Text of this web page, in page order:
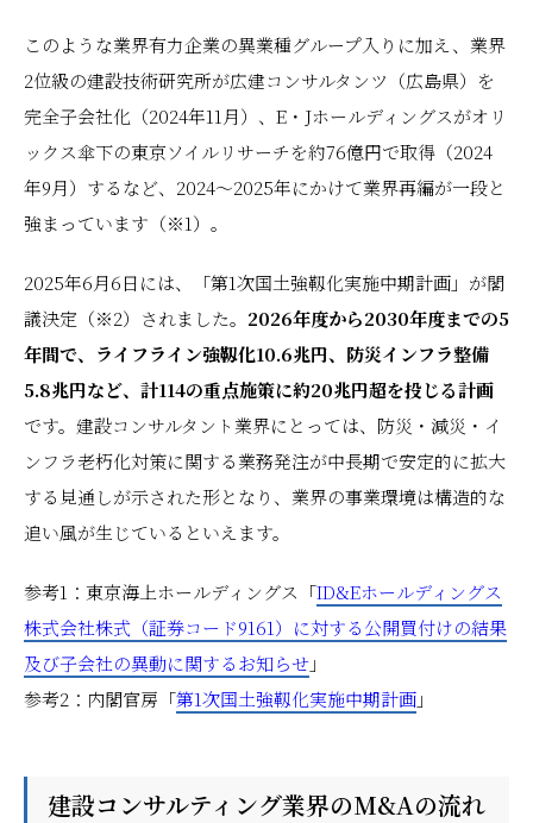
このような業界有力企業の異業種グループ入りに加え、業界
2位級の建設技術研究所が広建コンサルタンツ（広島県）を
完全子会社化（2024年11月）、E・Jホールディングスがオリ
ックス傘下の東京ソイルリサーチを約76億円で取得（2024
年9月）するなど、2024〜2025年にかけて業界再編が一段と
強まっています（※1）。
2025年6月6日には、「第1次国土強靱化実施中期計画」が閣
議決定（※2）されました。 2026年度から2030年度までの5
年間で、ライフライン強靱化10.6兆円、防災インフラ整備
5.8兆円など、計114の重点施策に約20兆円超を投じる計画
です。建設コンサルタント業界にとっては、防災・減災・イ
ンフラ老朽化対策に関する業務発注が中長期で安定的に拡大
する見通しが示された形となり、業界の事業環境は構造的な
追い風が生じているといえます。
参考1：東京海上ホールディングス「ID&Eホールディングス
株式会社株式（証券コード9161）に対する公開買付けの結果
及び子会社の異動に関するお知らせ」
参考2：内閣官房「第1次国土強靱化実施中期計画」
建設コンサルティング業界のM&Aの流れ